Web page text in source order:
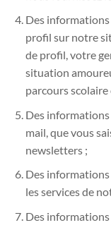
Des informations
profil sur notre
de profil, votre
situation
parcours
Des
mail, que vous
newsletters ;
Des informations
les services de
Des